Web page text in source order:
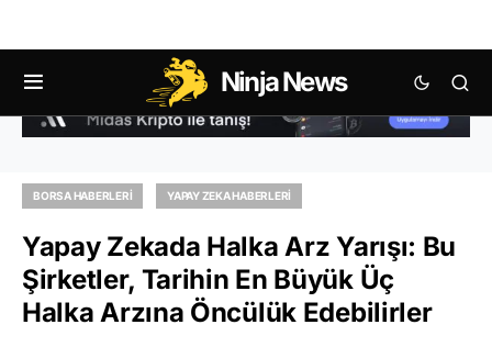
Ninja News
BORSA HABERLERI YAPAY ZEKA HABERLERI
Yapay Zekada Halka Arz Yarışı: Bu
Şirketler, Tarihin En Büyük Üç
Halka Arzına Öncülük Edebilirler